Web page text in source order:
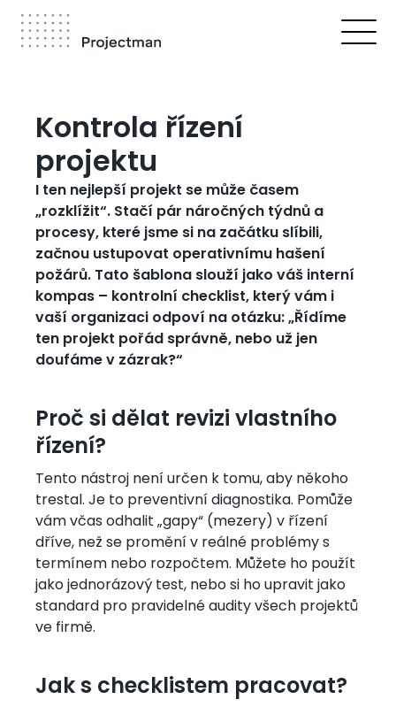
Přejít
hlavnímu
navigace
Kontrola řízení
projektu
I ten nejlepší projekt se může časem
„rozklížit“. Stačí pár náročných týdnů a
procesy, které jsme si na začátku slíbili,
začnou ustupovat operativnímu hašení
požárů. Tato šablona slouží jako váš interní
kompas – kontrolní checklist, který vám i
vaší organizaci odpoví na otázku: „Řídíme
ten projekt pořád správně, nebo už jen
doufáme v zázrak?“
Proč si dělat revizi vlastního
řízení?
Tento nástroj není určen k tomu, aby někoho
trestal. Je to preventivní diagnostika. Pomůže
vám včas odhalit „gapy“ (mezery) v řízení
dříve, než se promění v reálné problémy s
termínem nebo rozpočtem. Můžete ho použít
jako jednorázový test, nebo si ho upravit jako
standard pro pravidelné audity všech projektů
ve firmě.
Jak s checklistem pracovat?